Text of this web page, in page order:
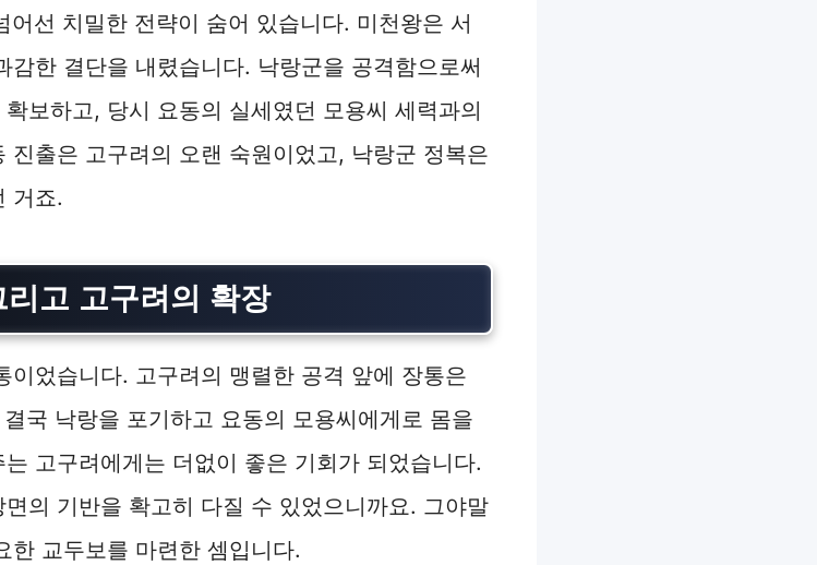
어선 치밀한 전략이 숨어 있습니다. 미천왕은 서
한 결단을 내렸습니다. 낙랑군을 공격함으로써
보하고, 당시 요동의 실세였던 모용씨 세력과의
진출은 고구려의 오랜 숙원이었고, 낙랑군 정복은
거죠.
고 고구려의 확장
이었습니다. 고구려의 맹렬한 공격 앞에 장통은
국 낙랑을 포기하고 요동의 모용씨에게로 몸을
고구려에게는 더없이 좋은 기회가 되었습니다.
의 기반을 확고히 다질 수 있었으니까요. 그야말
한 교두보를 마련한 셈입니다.